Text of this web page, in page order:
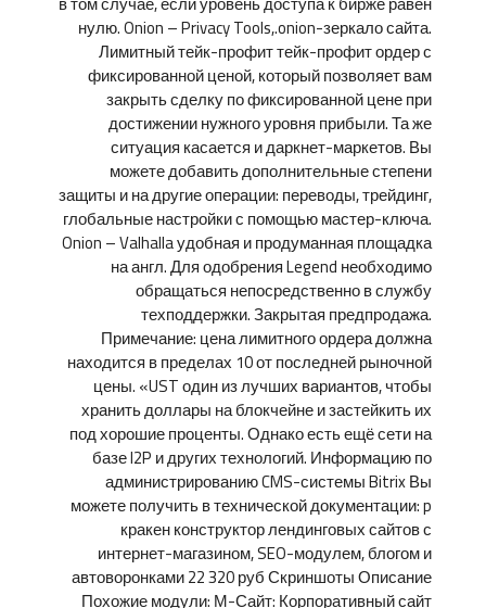
нулю. Onion – Privacy Tools,.onion-зеркало сайта.
Лимитный тейк-профит тейк-профит ордер с
фиксированной ценой, который позволяет вам
закрыть сделку по фиксированной цене при
достижении нужного уровня прибыли. Та же
ситуация касается и даркнет-маркетов. Вы
можете добавить дополнительные степени
защиты и на другие операции: переводы, трейдинг,
глобальные настройки с помощью мастер-ключа.
Onion – Valhalla удобная и продуманная площадка
на англ. Для одобрения Legend необходимо
обращаться непосредственно в службу
техподдержки. Закрытая предпродажа.
Примечание: цена лимитного ордера должна
находится в пределах 10 от последней рыночной
цены. «UST один из лучших вариантов, чтобы
хранить доллары на блокчейне и застейкить их
под хорошие проценты. Однако есть ещё сети на
базе I2P и других технологий. Информацию по
администрированию CMS-системы Bitrix Вы
можете получить в технической документации: p
кракен конструктор лендинговых сайтов с
интернет-магазином, SEO-модулем, блогом и
автоворонками 22 320 руб Скриншоты Описание
Похожие модули: М-Сайт: Корпоративный сайт